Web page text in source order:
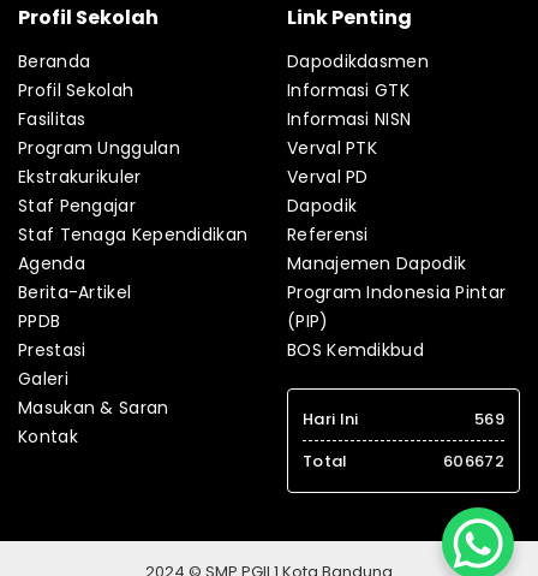
Profil Sekolah
Beranda
Profil Sekolah
Fasilitas
Program Unggulan
Ekstrakurikuler
Staf Pengajar
Staf Tenaga Kependidikan
Agenda
Berita-Artikel
PPDB
Prestasi
Galeri
Masukan & Saran
Kontak
Link Penting
Dapodikdasmen
Informasi GTK
Informasi NISN
Verval PTK
Verval PD
Dapodik
Referensi
Manajemen Dapodik
Program Indonesia Pintar
(PIP)
BOS Kemdikbud
Hari Ini
569
Total
606672